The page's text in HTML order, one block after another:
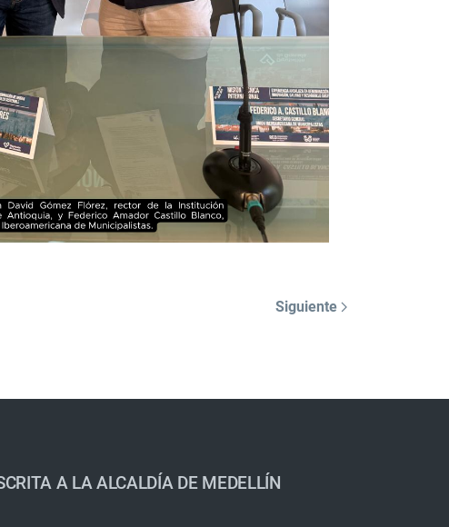
Siguiente
A LA ALCALDÍA DE MEDELLÍN